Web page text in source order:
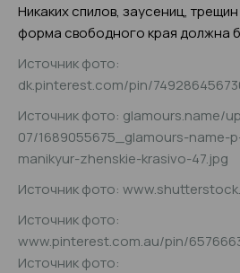
Никаких спилов, заусениц,
форма свободного края должна
Источник фото:
dk.pinterest.com/pin/
Источник фото: glamours.name/
07/1689055675_glamours-name-
manikyur-zhenskie-krasivo-47.jpg
Источник фото:
Источник фото:
www.pinterest.com.au/pin/
Источник фото: